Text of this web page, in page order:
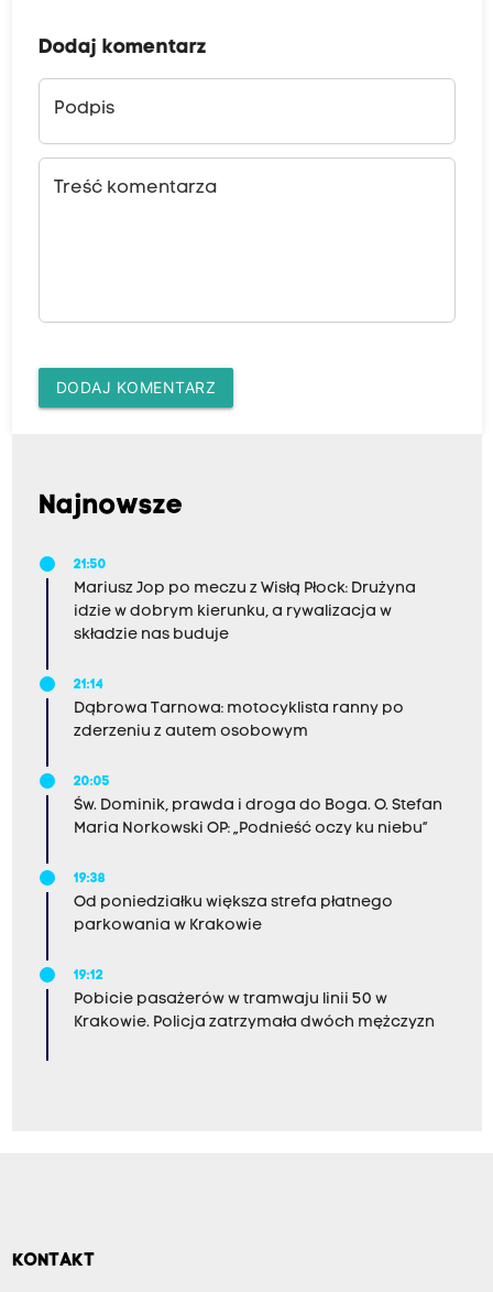
Dodaj komentarz
Podpis
Treść komentarza
DODAJ KOMENTARZ
Najnowsze
21:50
Mariusz Jop po meczu z Wisłą Płock: Drużyna
idzie w dobrym kierunku, a rywalizacja w
składzie nas buduje
21:14
Dąbrowa Tarnowa: motocyklista ranny po
zderzeniu z autem osobowym
20:05
Św. Dominik, prawda i droga do Boga. O. Stefan
Maria Norkowski OP: „Podnieść oczy ku niebu”
19:38
Od poniedziałku większa strefa płatnego
parkowania w Krakowie
19:12
Pobicie pasażerów w tramwaju linii 50 w
Krakowie. Policja zatrzymała dwóch mężczyzn
KONTAKT